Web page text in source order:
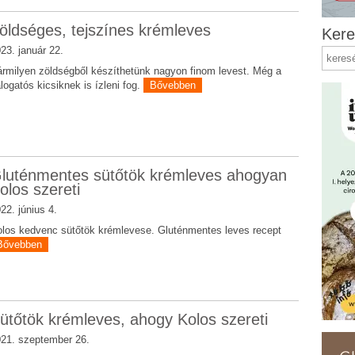
tejszínes krémleves
január 22.
zöldségből készíthetünk nagyon finom levest. Még a
kicsiknek is ízleni fog.
Bővebben
sütőtök krémleves ahogyan
szereti
június 4.
kedvenc sütőtök krémlevese. Gluténmentes leves recept
krémleves, ahogy Kolos szereti
szeptember 26.